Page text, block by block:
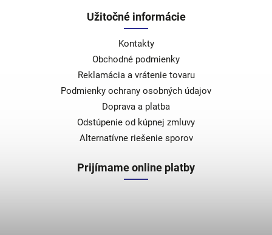
Užitočné informácie
Kontakty
Obchodné podmienky
Reklamácia a vrátenie tovaru
Podmienky ochrany osobných údajov
Doprava a platba
Odstúpenie od kúpnej zmluvy
Alternatívne riešenie sporov
Prijímame online platby